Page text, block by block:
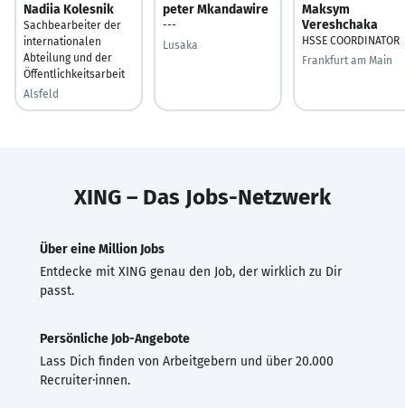
Nadiia Kolesnik
Sachbearbeiter der
internationalen
Abteilung und der
Öffentlichkeitsarbeit
Alsfeld
peter Mkandawire
---
Lusaka
Maksym
Vereshchaka
HSSE COORDINATOR
Frankfurt am Main
XING – Das Jobs-Netzwerk
Über eine Million Jobs
Entdecke mit XING genau den Job, der wirklich zu Dir
passt.
Persönliche Job-Angebote
Lass Dich finden von Arbeitgebern und über 20.000
Recruiter·innen.